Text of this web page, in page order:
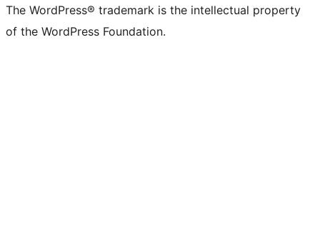
The WordPress® trademark is the intellectual property
of the WordPress Foundation.